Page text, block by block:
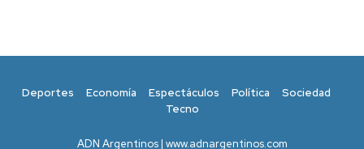
Deportes Economía Espectáculos Política
Sociedad
Tecno
ADN Argentinos | www.adnargentinos.com